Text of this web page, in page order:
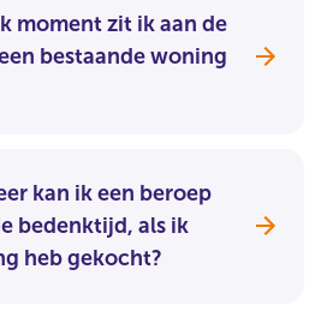
moment zit ik aan de
bestaande woning
kan ik een beroep
bedenktijd, als ik
heb gekocht?